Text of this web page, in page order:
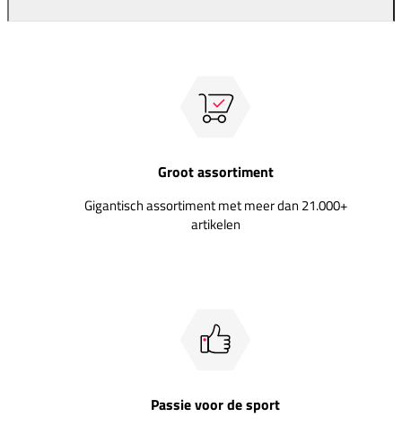
Groot assortiment
Gigantisch assortiment met meer dan 21.000+
artikelen
Passie voor de sport